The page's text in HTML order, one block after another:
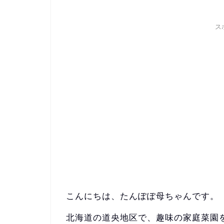
ス
こんにちは、たんぽぽ母ちゃんです。
北海道の道央地区で、趣味の家庭菜園